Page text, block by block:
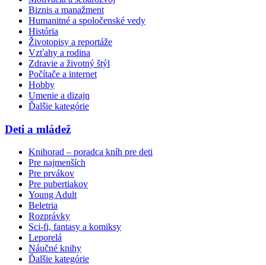
Biznis a manažment
Humanitné a spoločenské vedy
História
Životopisy a reportáže
Vzťahy a rodina
Zdravie a životný štýl
Počítače a internet
Hobby
Umenie a dizajn
Ďalšie kategórie
Deti a mládež
Knihorad – poradca kníh pre deti
Pre najmenších
Pre prvákov
Pre pubertiakov
Young Adult
Beletria
Rozprávky
Sci-fi, fantasy a komiksy
Leporelá
Náučné knihy
Ďalšie kategórie